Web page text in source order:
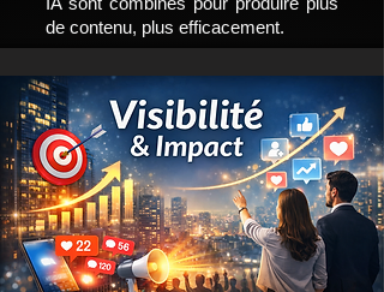
de contenu, plus efficacement.